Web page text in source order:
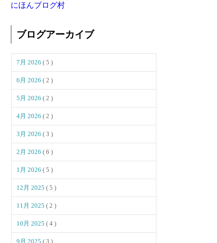
にほんブログ村
ブログアーカイブ
7月 2026( 5 )
6月 2026( 2 )
5月 2026( 2 )
4月 2026( 2 )
3月 2026( 3 )
2月 2026( 6 )
1月 2026( 5 )
12月 2025( 5 )
11月 2025( 2 )
10月 2025( 4 )
9月 2025( 3 )